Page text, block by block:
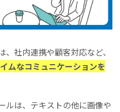
比較ポイント
テムを選ぶ
可否
社内連携や顧客対応など、
ムなコミュニケーションを
ルは、テキストの他に画像や